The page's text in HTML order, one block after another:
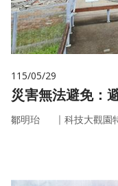
115/05/29
災害無法避免：
鄒明珆 ｜ 科技大觀園